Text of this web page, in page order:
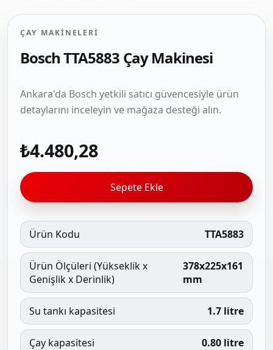
ÇAY MAKINELERI
Bosch TTA5883 Çay Makinesi
Ankara'da Bosch yetkili satıcı güvencesiyle ürün
detaylarını inceleyin ve mağaza desteği alın.
₺4.480,28
Sepete Ekle
Ürün Kodu TTA5883
Ürün Ölçüleri (Yükseklik x
Genişlik x Derinlik)
378x225x161
mm
Su tankı kapasitesi 1.7 litre
Çay kapasitesi 0.80 litre